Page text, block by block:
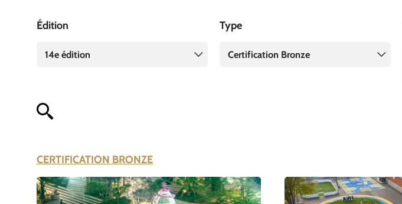
Édition
14e édition
Type
Certification Bronze
CERTIFICATION BRONZE